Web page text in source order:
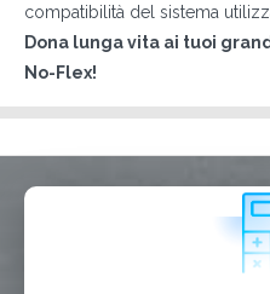
compatibilità del sistema
Dona lunga vita ai tuoi
No-Flex!
Privacy